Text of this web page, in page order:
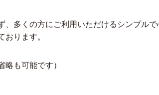
、多くの方にご利用いただけるシンプル
おります。
略も可能です）